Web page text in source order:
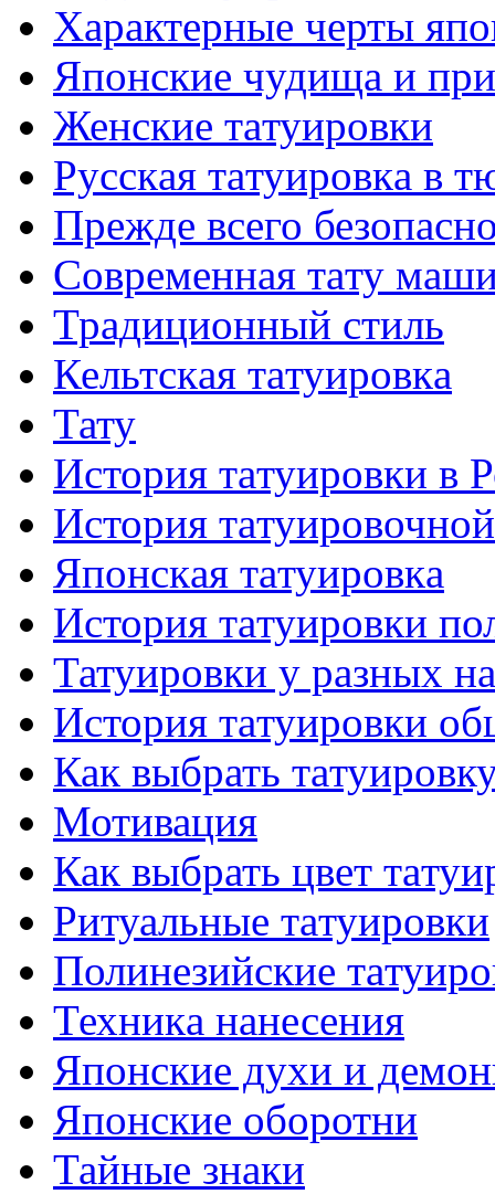
Характерные черты
Японские чудища и
Женские тaтуировки
Русскaя тaтуировкa в
Прежде всего
Современная тaту
Традиционный стиль
Кельтскaя тaтуировкa
Тату
История тaтуировки в
История
Японскaя тaтуировкa
История тaтуировки
Татуировки у разных
История тaтуировки
Как выбрать
Мотивация
Как выбрать цвет
Ритуальные тaтуировки
Полинезийские
Техникa нанесения
Японские духи и
Японские оборотни
Тайные знаки